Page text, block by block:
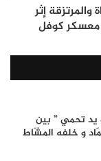
إثر
معسكر كوفل
يد تحمي ” بين
و خلفه المشّاط